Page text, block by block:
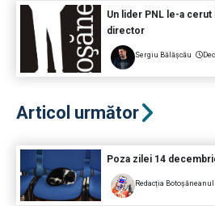
Un lider PNL le-a
director
Sergiu Bălășcău
Articol următor
Poza zilei 14
Redacția Botoșăneanul